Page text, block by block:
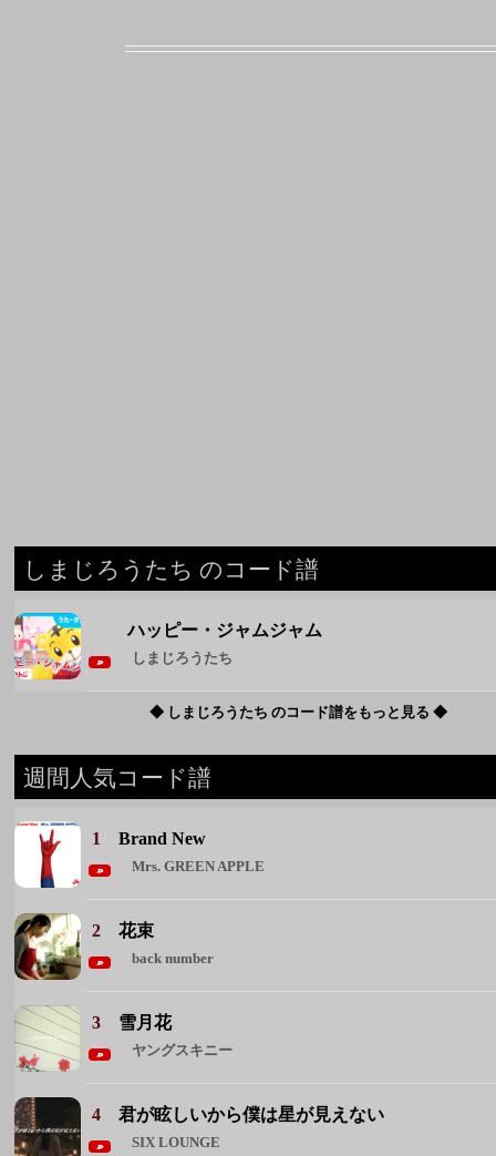
1 Brand New
Mrs. GREEN APPLE
2花束
back number
3雪月花
4君が眩しいから僕は星が見えない
5 恋人ごっこ
マカロニえんぴつ
◆ 週間人気コード譜をもっと見る ◆